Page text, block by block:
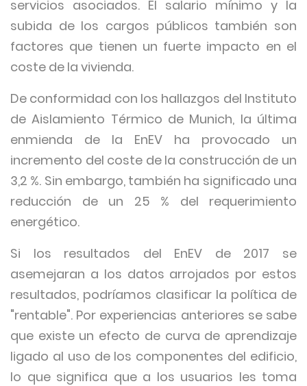
servicios asociados. El salario mínimo y la
subida de los cargos públicos también son
factores que tienen un fuerte impacto en el
coste de la vivienda.
De conformidad con los hallazgos del Instituto
de Aislamiento Térmico de Munich, la última
enmienda de la EnEV ha provocado un
incremento del coste de la construcción de un
3,2 %. Sin embargo, también ha significado una
reducción de un 25 % del requerimiento
energético.
Si los resultados del EnEV de 2017 se
asemejaran a los datos arrojados por estos
resultados, podríamos clasificar la política de
"rentable". Por experiencias anteriores se sabe
que existe un efecto de curva de aprendizaje
ligado al uso de los componentes del edificio,
lo que significa que a los usuarios les toma